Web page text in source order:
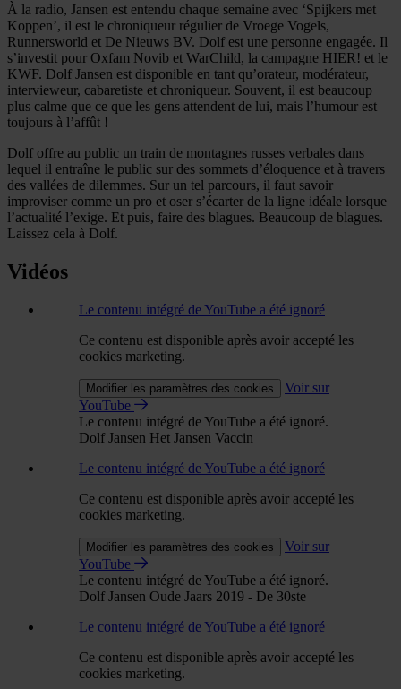
À la radio, Jansen est entendu chaque semaine avec ‘Spijkers met
Koppen’, il est le chroniqueur régulier de Vroege Vogels,
Runnersworld et De Nieuws BV. Dolf est une personne engagée. Il
s’investit pour Oxfam Novib et WarChild, la campagne HIER! et le
KWF. Dolf Jansen est disponible en tant qu’orateur, modérateur,
intervieweur, cabaretiste et chroniqueur. Souvent, il est beaucoup
plus calme que ce que les gens attendent de lui, mais l’humour est
toujours à l’affût !
Dolf offre au public un train de montagnes russes verbales dans
lequel il entraîne le public sur des sommets d’éloquence et à travers
des vallées de dilemmes. Sur un tel parcours, il faut savoir
improviser comme un pro et oser s’écarter de la ligne idéale lorsque
l’actualité l’exige. Et puis, faire des blagues. Beaucoup de blagues.
Laissez cela à Dolf.
Vidéos
Le contenu intégré de YouTube a été ignoré
Ce contenu est disponible après avoir accepté les
cookies marketing.
Modifier les paramètres des cookies
Voir sur
YouTube
Le contenu intégré de YouTube a été ignoré.
Dolf Jansen Het Jansen Vaccin
Le contenu intégré de YouTube a été ignoré
Ce contenu est disponible après avoir accepté les
cookies marketing.
Modifier les paramètres des cookies
Voir sur
YouTube
Le contenu intégré de YouTube a été ignoré.
Dolf Jansen Oude Jaars 2019 - De 30ste
Le contenu intégré de YouTube a été ignoré
Ce contenu est disponible après avoir accepté les
cookies marketing.